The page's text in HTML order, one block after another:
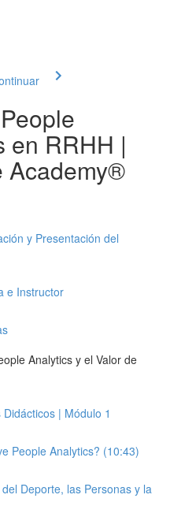
en RRHH |
Academy®
y Presentación del
e Instructor
Analytics y el Valor de
| Módulo 1
People Analytics? (10:43)
Deporte, las Personas y la